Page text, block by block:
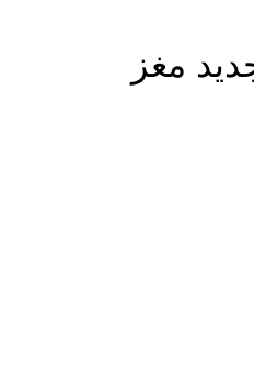
مغز